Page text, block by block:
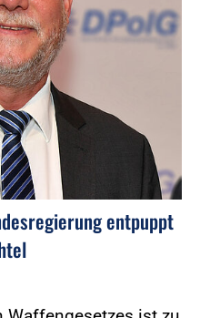
entpuppt